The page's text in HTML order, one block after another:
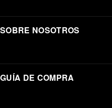
SOBRE NOSOTROS
GUÍA DE COMPRA